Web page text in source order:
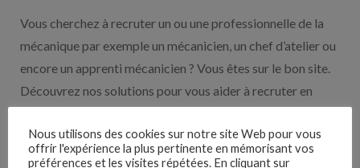
Vous cherchez à recruter un ou une professionnelle de la
mécanique par exemple un mécanicien, un chef d’atelier ou
encore un apprenti mécanicien ? Vous êtes sur le bon site.
Découvrez nos solutions pour vous aider à recruter en
Nous utilisons des cookies sur notre site Web pour vous
offrir l'expérience la plus pertinente en mémorisant vos
préférences et les visites répétées. En cliquant sur